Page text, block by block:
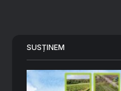
SUSȚINEM